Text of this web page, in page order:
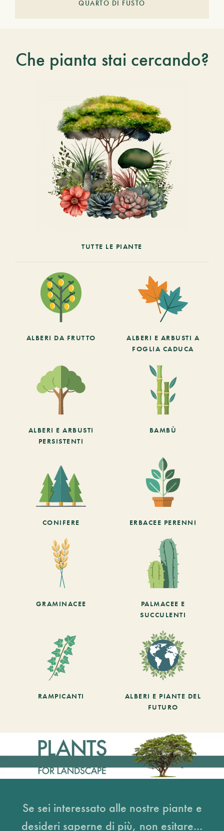
QUARTO DI FUSTO
Che pianta stai cercando?
TUTTE LE PIANTE
ALBERI DA FRUTTO
ALBERI E ARBUSTI A
FOGLIA CADUCA
ALBERI E ARBUSTI
PERSISTENTI
BAMBÙ
CONIFERE ERBACEE PERENNI
GRAMINACEE
PALMACEE E
SUCCULENTI
RAMPICANTI
ALBERI E PIANTE DEL
FUTURO
Se sei interessato alle nostre piante e
desideri saperne di più, non esitare...